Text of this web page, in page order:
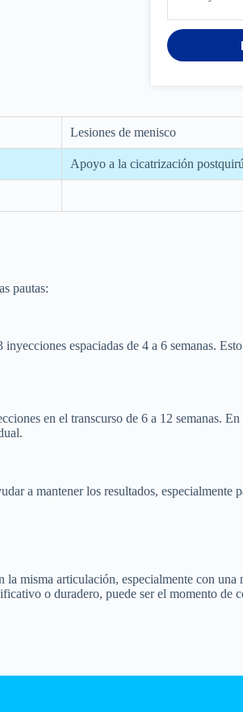
Lesiones de menisco
Apoyo a la cicatrización
pautas:
espaciadas de 4 a 6 semanas.
en el transcurso de 6 a 12 semanas.
a mantener los resultados, especialmente
misma articulación, especialmente con
o duradero, puede ser el momento de